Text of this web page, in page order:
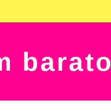
barato